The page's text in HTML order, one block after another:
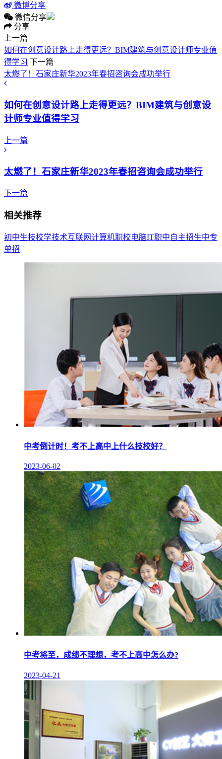
微博分享
微信分享
分享
上一篇
如何在创意设计路上走得更远？BIM建筑与创意设计师专业值
得学习 下一篇
太燃了！石家庄新华2023年春招咨询会成功举行
如何在创意设计路上走得更远？BIM建筑与创意设
计师专业值得学习
上一篇
太燃了！石家庄新华2023年春招咨询会成功举行
下一篇
相关推荐
初中生技校学技术互联网计算机职校电脑IT职中自主招生中专
单招
中考倒计时！考不上高中上什么技校好？
2023-06-02
中考将至，成绩不理想，考不上高中怎么办?
2023-04-21